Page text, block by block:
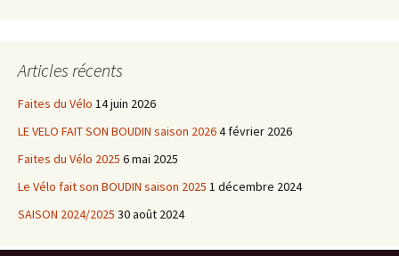
Articles récents
Faites du Vélo 14 juin 2026
LE VELO FAIT SON BOUDIN saison 20264 février 2026
Faites du Vélo 2025 6 mai 2025
Le Vélo fait son BOUDIN saison 2025 1 décembre 2024
SAISON 2024/2025 30 août 2024